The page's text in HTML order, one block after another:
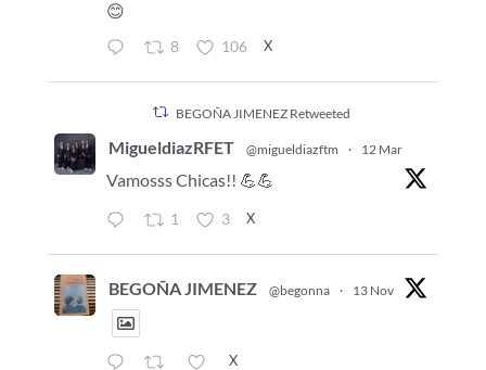
😊
8 106 X
BEGOÑA JIMENEZ Retweeted
MigueldiazRFET @migueldiazftm · 12 Mar
Vamosss Chicas!! 💪💪
1 3 X
BEGOÑA JIMENEZ @begonna · 13 Nov
X